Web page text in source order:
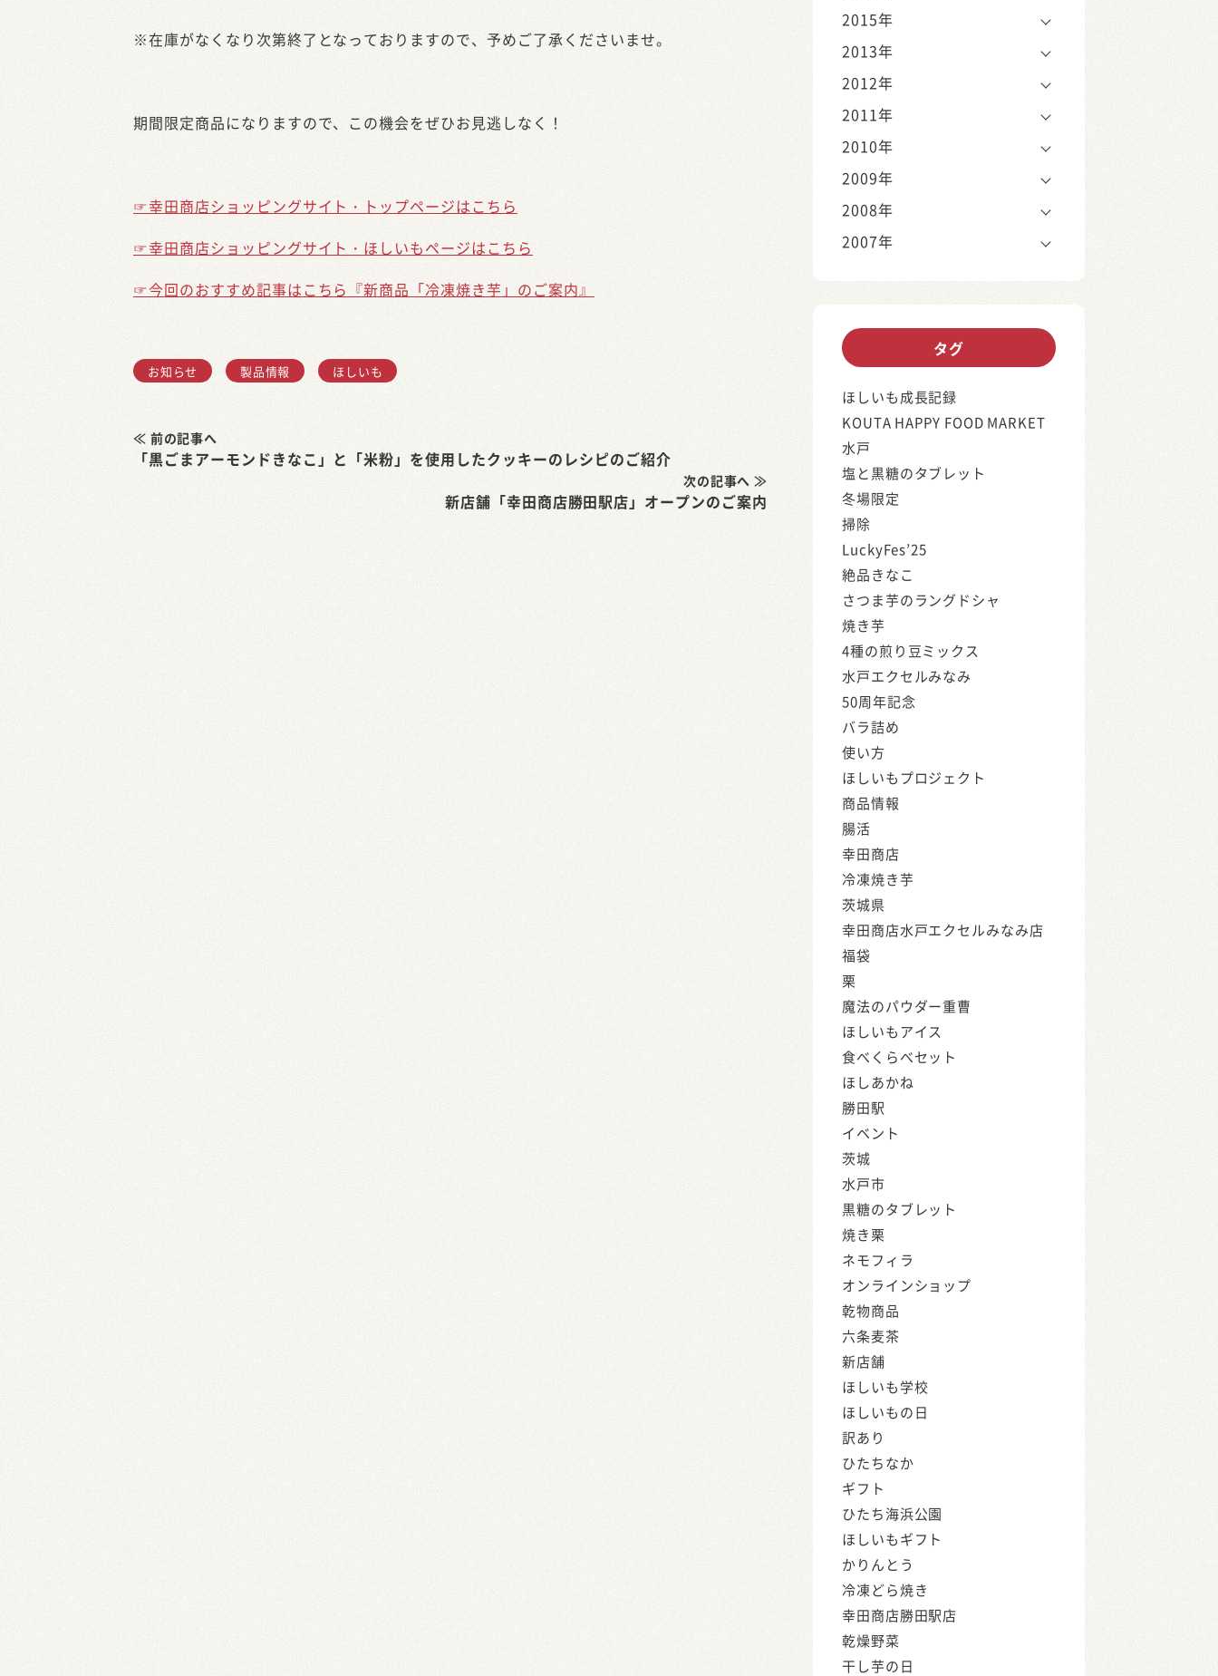
※在庫がなくなり次第終了となっておりますので、予めご了承くださいませ。
期間限定商品になりますので、この機会をぜひお見逃しなく！
☞幸田商店ショッピングサイト・トップページはこちら
☞幸田商店ショッピングサイト・ほしいもページはこちら
☞今回のおすすめ記事はこちら『新商品「冷凍焼き芋」のご案内』
お知らせ 製品情報 ほしいも
≪ 前の記事へ
「黒ごまアーモンドきなこ」と「米粉」を使用したクッキーのレシピのご紹介
次の記事へ ≫
新店舗「幸田商店勝田駅店」オープンのご案内
2015年
2013年
2012年
2011年
2010年
2009年
2008年
2007年
タグ
ほしいも成長記録
KOUTA HAPPY FOOD MARKET
水戸
塩と黒糖のタブレット
冬場限定
掃除
LuckyFes’25
絶品きなこ
さつま芋のラングドシャ
焼き芋
4種の煎り豆ミックス
水戸エクセルみなみ
50周年記念
バラ詰め
使い方
ほしいもプロジェクト
商品情報
腸活
幸田商店
冷凍焼き芋
茨城県
幸田商店水戸エクセルみなみ店
福袋
栗
魔法のパウダー重曹
ほしいもアイス
食べくらべセット
ほしあかね
勝田駅
イベント
茨城
水戸市
黒糖のタブレット
焼き栗
ネモフィラ
オンラインショップ
乾物商品
六条麦茶
新店舗
ほしいも学校
ほしいもの日
訳あり
ひたちなか
ギフト
ひたち海浜公園
ほしいもギフト
かりんとう
冷凍どら焼き
幸田商店勝田駅店
乾燥野菜
干し芋の日